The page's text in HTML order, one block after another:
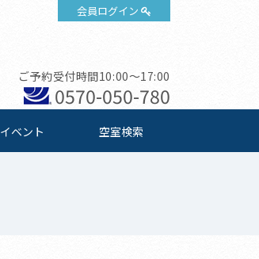
会員ログイン
ご予約受付時間10:00～17:00
0570-050-780
イベント 空室検索